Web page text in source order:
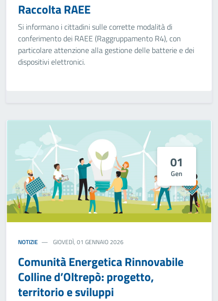
Raccolta RAEE
Si informano i cittadini sulle corrette modalità di
conferimento dei RAEE (Raggruppamento R4), con
particolare attenzione alla gestione delle batterie e dei
dispositivi elettronici.
01
Gen
NOTIZIE GIOVEDÌ, 01 GENNAIO 2026
Comunità Energetica Rinnovabile
Colline d’Oltrepò: progetto,
territorio e sviluppi